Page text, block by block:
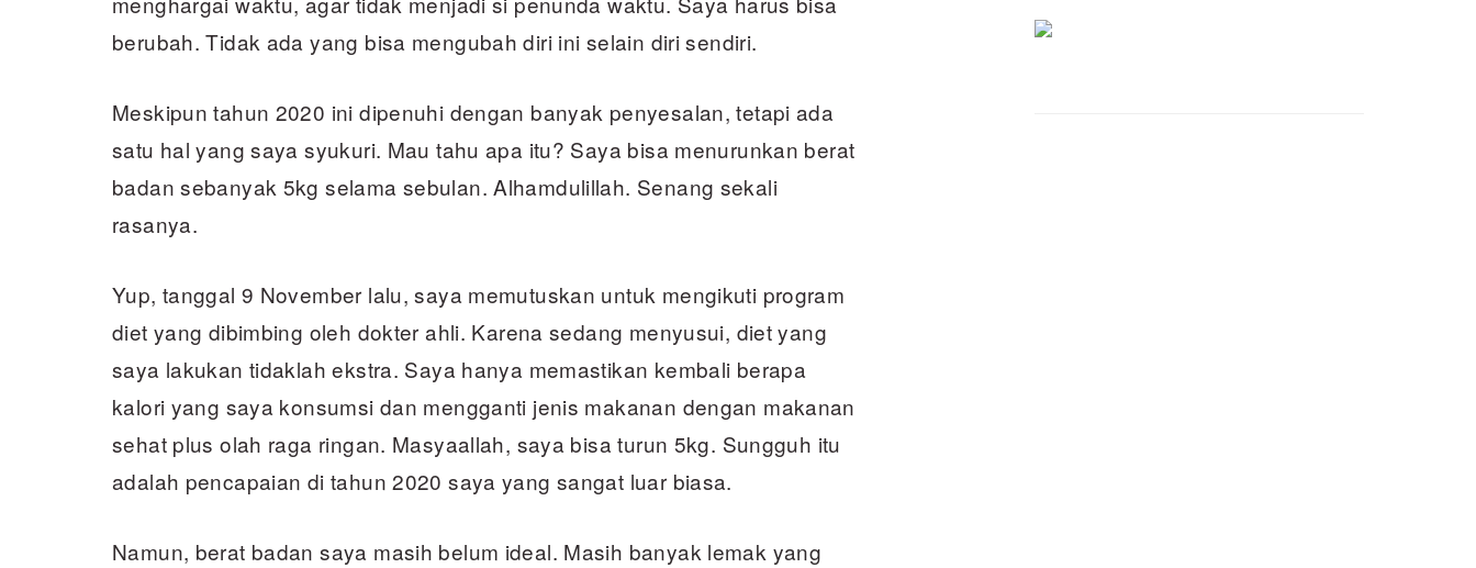
berubah. Tidak ada yang bisa mengubah diri ini selain diri sendiri.
Meskipun tahun 2020 ini dipenuhi dengan banyak penyesalan, tetapi ada
satu hal yang saya syukuri. Mau tahu apa itu? Saya bisa menurunkan berat
badan sebanyak 5kg selama sebulan. Alhamdulillah. Senang sekali
rasanya.
Yup, tanggal 9 November lalu, saya memutuskan untuk mengikuti program
diet yang dibimbing oleh dokter ahli. Karena sedang menyusui, diet yang
saya lakukan tidaklah ekstra. Saya hanya memastikan kembali berapa
kalori yang saya konsumsi dan mengganti jenis makanan dengan makanan
sehat plus olah raga ringan. Masyaallah, saya bisa turun 5kg. Sungguh itu
adalah pencapaian di tahun 2020 saya yang sangat luar biasa.
Namun, berat badan saya masih belum ideal. Masih banyak lemak yang